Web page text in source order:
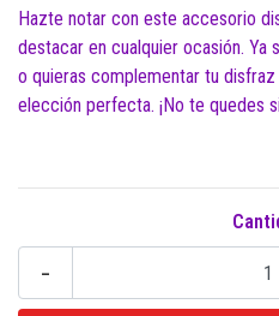
Hazte notar con este accesorio
destacar en cualquier ocasión. Ya
o quieras complementar tu
elección perfecta. ¡No te quedes
-